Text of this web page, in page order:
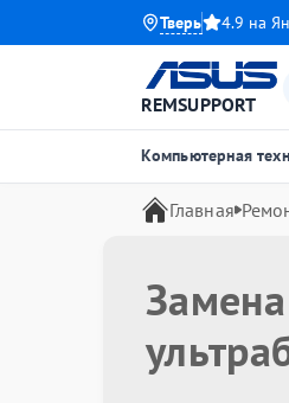
Тверь 4.9 на
REMSUPPORT
Компьютерная
Главная